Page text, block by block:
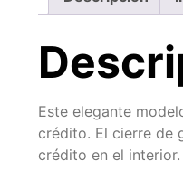
Este elegante
crédito. El cierre de
crédito en el interior.